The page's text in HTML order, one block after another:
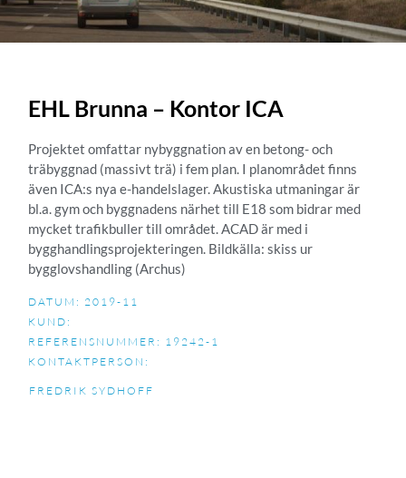
EHL Brunna – Kontor ICA
Projektet omfattar nybyggnation av en betong- och
träbyggnad (massivt trä) i fem plan. I planområdet finns
även ICA:s nya e-handelslager. Akustiska utmaningar är
bl.a. gym och byggnadens närhet till E18 som bidrar med
mycket trafikbuller till området. ACAD är med i
bygghandlingsprojekteringen. Bildkälla: skiss ur
bygglovshandling (Archus)
DATUM: 2019-11
KUND:
REFERENSNUMMER: 19242-1
KONTAKTPERSON:
FREDRIK SYDHOFF